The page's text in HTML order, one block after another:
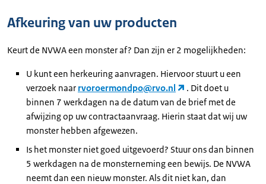
Afkeuring van uw producten
Keurt de NVWA een monster af? Dan zijn er 2 mogelijkheden:
U kunt een herkeuring aanvragen. Hiervoor stuurt u een
verzoek naar rvoroermondpo@rvo.nl
. Dit doet u
binnen 7 werkdagen na de datum van de brief met de
afwijzing op uw contractaanvraag. Hierin staat dat wij uw
monster hebben afgewezen.
Is het monster niet goed uitgevoerd? Stuur ons dan binnen
5 werkdagen na de monsterneming een bewijs. De NVWA
neemt dan een nieuw monster. Als dit niet kan, dan